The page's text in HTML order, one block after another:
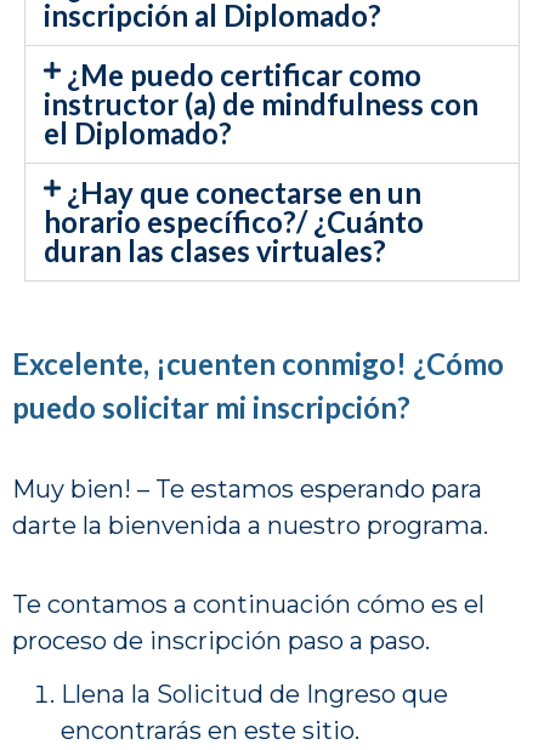
inscripción al Diplomado?
¿Me puedo certificar como
instructor (a) de mindfulness con
el Diplomado?
¿Hay que conectarse en un
horario específico?/ ¿Cuánto
duran las clases virtuales?
Excelente, ¡cuenten conmigo! ¿Cómo
puedo solicitar mi inscripción?
Muy bien! – Te estamos esperando para
darte la bienvenida a nuestro programa.
Te contamos a continuación cómo es el
proceso de inscripción paso a paso.
Llena la Solicitud de Ingreso que
encontrarás en este sitio.